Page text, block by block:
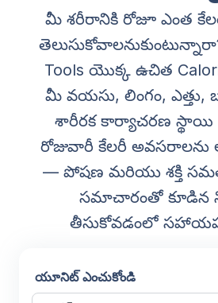
మీ శరీరానికి రోజూ ఎంత
Tools యొక్క ఉచిత
మీ వయసు, లింగం, ఎత్తు,
శారీరక కార్యాచరణ
రోజువారీ కేలరీ అవసరాలను
— పోషణ మరియు శక్తి
సమాచారంతో కూడిన
తీసుకోవడంలో
యూనిట్ ఎంచుకోండి